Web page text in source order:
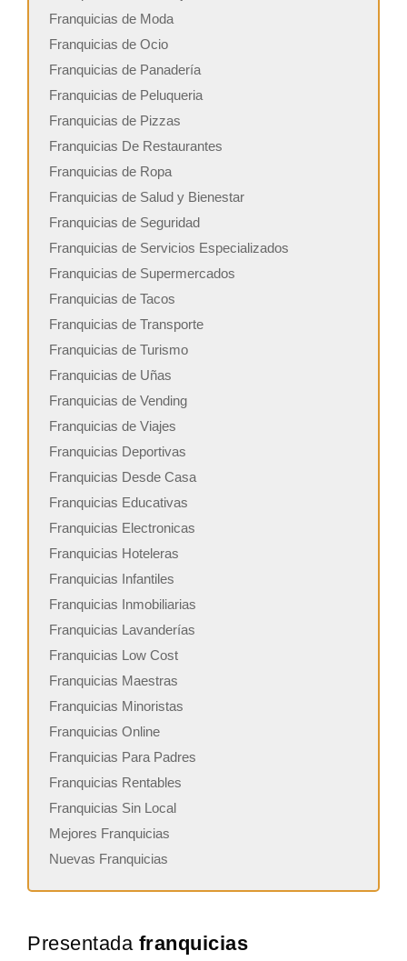
Franquicias de Moda
Franquicias de Ocio
Franquicias de Panadería
Franquicias de Peluqueria
Franquicias de Pizzas
Franquicias De Restaurantes
Franquicias de Ropa
Franquicias de Salud y Bienestar
Franquicias de Seguridad
Franquicias de Servicios Especializados
Franquicias de Supermercados
Franquicias de Tacos
Franquicias de Transporte
Franquicias de Turismo
Franquicias de Uñas
Franquicias de Vending
Franquicias de Viajes
Franquicias Deportivas
Franquicias Desde Casa
Franquicias Educativas
Franquicias Electronicas
Franquicias Hoteleras
Franquicias Infantiles
Franquicias Inmobiliarias
Franquicias Lavanderías
Franquicias Low Cost
Franquicias Maestras
Franquicias Minoristas
Franquicias Online
Franquicias Para Padres
Franquicias Rentables
Franquicias Sin Local
Mejores Franquicias
Nuevas Franquicias
Presentada franquicias